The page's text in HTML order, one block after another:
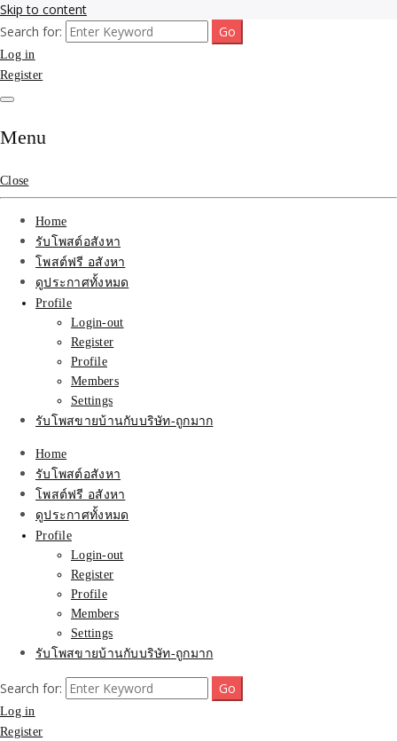
Skip to content
รับจ้างโพสขายบ้าน ที่ดิน
ติดAI SEO กับบริษัทใหญ่
รับจ้างทำโฆษณา สินค้า
บ้านที่ดิน ราคา ถูกและดี
ที่สุด บริการ โปรโมท
โฆษณารับโพสอสังหา ทีม
งาน บริํษัทใหญ่ เว็บขาย
บ้าน คุณภาพอันดับ1
SEOขายบ้าน
รับจ้างโพสขายบ้าน ที่ดิน ไม่มีค่านายหน้า กับบริษัท SEO-AI เน้นติดหน้า
แรก บริการโพสต์ โปรโมท รับจ้างทำโฆษณา ราคาถูก เว็บขายบ้าน รับโพ
สอสังหา ติดหน้าแรกกูเกิ้ล ทีมงาน บริํษัทใหญ่ รับประกันผลงาน ที่เดียวใน
Search for:
Log in
Register
Menu
Close
Home
รับโพสต์อสังหา
โพสต์ฟรี อสังหา
ดูประกาศทั้งหมด
Profile
Login-out
Register
Profile
Members
Settings
รับโพสขายบ้านกับบริษัท-ถูกมาก
Home
รับโพสต์อสังหา
โพสต์ฟรี อสังหา
ดูประกาศทั้งหมด
Profile
Login-out
Register
Profile
Members
Settings
รับโพสขายบ้านกับบริษัท-ถูกมาก
Search for:
Log in
Register